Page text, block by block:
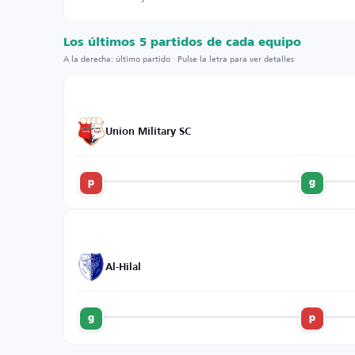
Los últimos 5 partidos de cada equipo
A la derecha: último partido · Pulse la letra para ver detalles
Union Military SC
g
p
Al-Hilal
p
g